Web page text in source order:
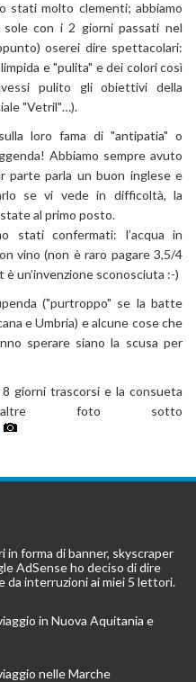
stati molto clementi; abbiamo
con i 2 giorni passati nel
oserei dire spettacolari:
e "pulita" e dei colori così
pulito gli obiettivi della
"Vetril"…).
loro fama di "antipatia" o
Abbiamo sempre avuto
parte parla un buon inglese e
se vi vede in difficoltà, la
al primo posto.
stati confermati: l’acqua in
vino (non è raro pagare 3,5/4
un’invenzione sconosciuta :-)
("purtroppo" se la batte
e Umbria) e alcune cose che
sperare siano la scusa per
giorni trascorsi e la consueta
foto sotto
forma di banner, skyscraper
AdSense ho deciso di dire
da interruzioni ai miei 5 lettori.
in Nuova Aquitania e
nelle Marche